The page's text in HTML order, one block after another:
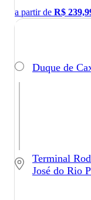
a partir de R$
Duque de
Terminal
José do Rio